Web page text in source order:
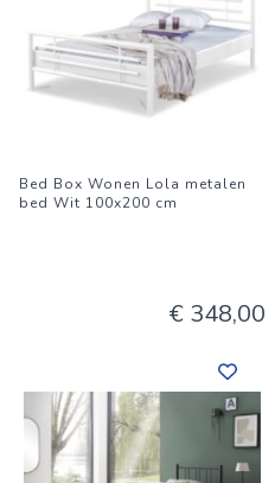
Bed Box Wonen Lola metalen
bed Wit 100x200 cm
€ 348,00